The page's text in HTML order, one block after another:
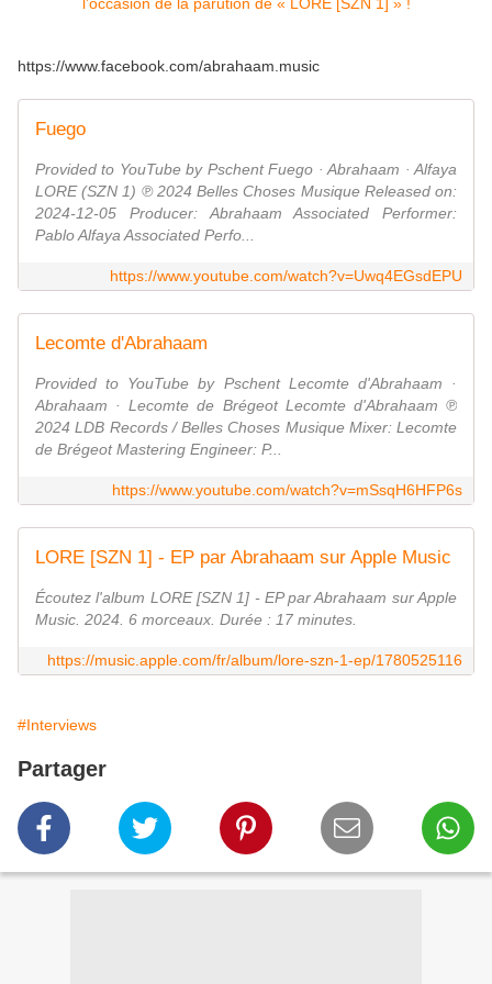
https://www.facebook.com/abrahaam.music
Fuego
Provided to YouTube by Pschent Fuego · Abrahaam · Alfaya
LORE (SZN 1) ℗ 2024 Belles Choses Musique Released on:
2024-12-05 Producer: Abrahaam Associated Performer:
Pablo Alfaya Associated Perfo...
https://www.youtube.com/watch?v=Uwq4EGsdEPU
Lecomte d'Abrahaam
Provided to YouTube by Pschent Lecomte d'Abrahaam ·
Abrahaam · Lecomte de Brégeot Lecomte d'Abrahaam ℗
2024 LDB Records / Belles Choses Musique Mixer: Lecomte
de Brégeot Mastering Engineer: P...
https://www.youtube.com/watch?v=mSsqH6HFP6s
LORE [SZN 1] - EP par Abrahaam sur Apple Music
Écoutez l'album LORE [SZN 1] - EP par Abrahaam sur Apple
Music. 2024. 6 morceaux. Durée : 17 minutes.
https://music.apple.com/fr/album/lore-szn-1-ep/1780525116
#Interviews
Partager